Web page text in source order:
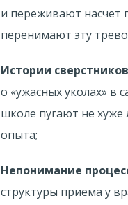
и переживают насчет
перенимают эту
Истории сверстников
о «ужасных уколах» в
школе пугают не хуже
опыта;
Непонимание
структуры приема у